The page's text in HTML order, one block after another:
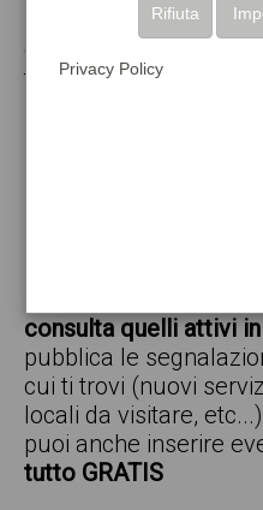
tuoi annunci per :
consulta quelli attivi
pubblica le
cui ti trovi (nuovi
locali da visitare, etc...)
puoi anche inserire
tutto GRATIS
Rifiuta
Privacy Policy